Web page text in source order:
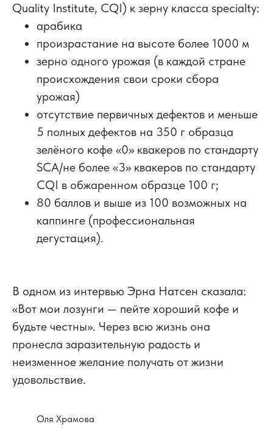
Quality Institute, CQI) к зерну класса specialty:
арабика
произрастание на высоте более 1000 м
зерно одного урожая (в каждой стране
происхождения свои сроки сбора
урожая)
отсутствие первичных дефектов и меньше
5 полных дефектов на 350 г образца
зелёного кофе «0» квакеров по стандарту
SCA/не более «3» квакеров по стандарту
CQI в обжаренном образце 100 г;
80 баллов и выше из 100 возможных на
каппинге (профессиональная
дегустация).
В одном из интервью Эрна Натсен сказала:
«Вот мои лозунги — пейте хороший кофе и
будьте честны». Через всю жизнь она
пронесла заразительную радость и
неизменное желание получать от жизни
удовольствие.
Оля Храмова